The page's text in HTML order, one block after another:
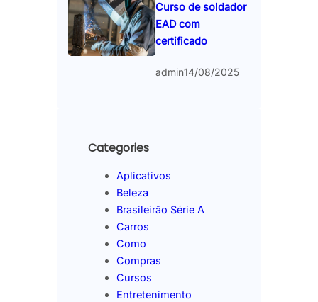
Curso de soldador
EAD com
certificado
admin14/08/2025
Categories
Aplicativos
Beleza
Brasileirão Série A
Carros
Como
Compras
Cursos
Entretenimento